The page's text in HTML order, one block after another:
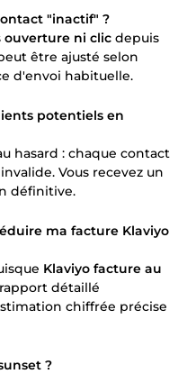
"inactif" ?
ouverture ni clic depuis
être ajusté selon
d'envoi habituelle.
potentiels en
hasard : chaque contact
Vous recevez un
définitive.
ma facture Klaviyo
Klaviyo facture au
détaillé
chiffrée précise
?